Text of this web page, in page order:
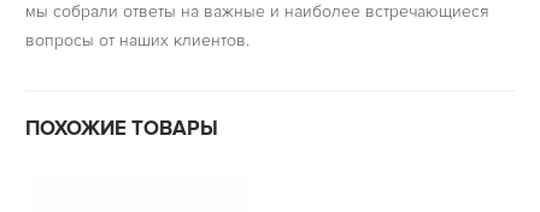
мы собрали ответы на важные и наиболее встречающиеся
вопросы от наших клиентов.
ПОХОЖИЕ ТОВАРЫ